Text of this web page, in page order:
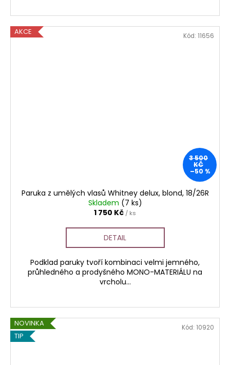
AKCE
3 500
KČ
–50 %
Paruka z umělých vlasů Whitney delux, blond, 18/26R
Skladem (7 ks)
1 750 Kč / ks
DETAIL
Podklad paruky tvoří kombinaci velmi jemného,
průhledného a prodyšného MONO-MATERIÁLU na
vrcholu...
Kód: 11656
NOVINKA
TIP
Kód: 10920